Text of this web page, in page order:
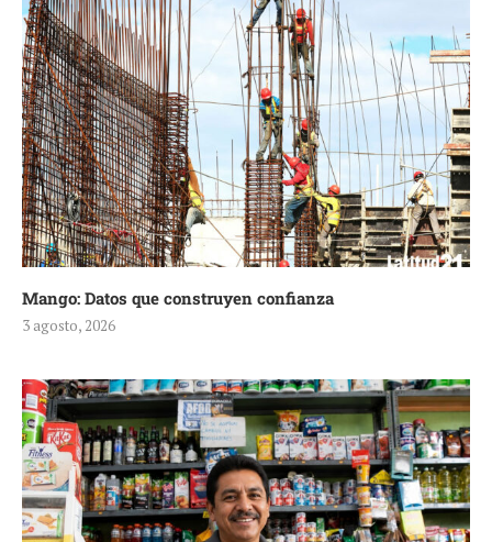
Mango: Datos que construyen confianza
3 agosto, 2026